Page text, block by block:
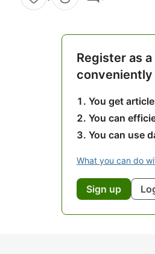
Register as
conveniently
You get
You can
You can use
What you can do
Sign up